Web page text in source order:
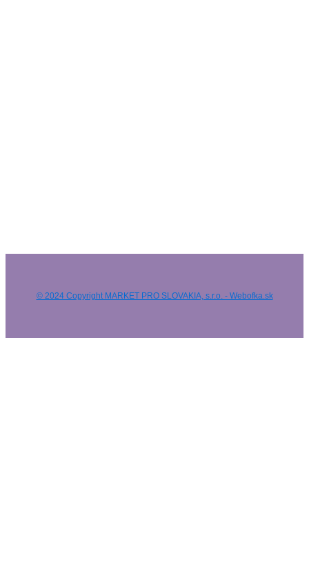
© 2024 Copyright MARKET PRO SLOVAKIA, s.r.o. - Webofka.sk